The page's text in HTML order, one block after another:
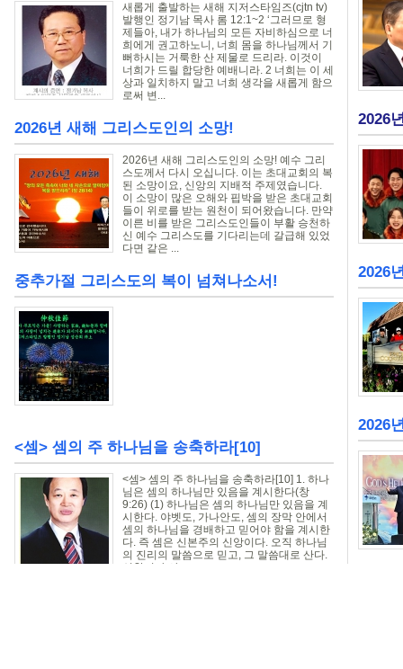
새롭게 출발하는 새해 지저스타임즈(cjtn tv)
발행인 정기남 목사 롬 12:1~2 ‘그러므로 형
제들아, 내가 하나님의 모든 자비하심으로 너
희에게 권고하노니, 너희 몸을 하나님께서 기
뻐하시는 거룩한 산 제물로 드리라. 이것이
너희가 드릴 합당한 예배니라. 2 너희는 이 세
상과 일치하지 말고 너희 생각을 새롭게 함으
로써 변...
2026년 새해 그리스도인의 소망!
2026년 새해 그리스도인의 소망! 예수 그리
스도께서 다시 오십니다. 이는 초대교회의 복
된 소망이요, 신앙의 지배적 주제였습니다.
이 소망이 많은 오해와 핍박을 받은 초대교회
들이 위로를 받는 원천이 되어왔습니다. 만약
이른 비를 받은 그리스도인들이 부활 승천하
신 예수 그리스도를 기다리는데 갈급해 있었
다면 같은 ...
중추가절 그리스도의 복이 넘쳐나소서!
<셈> 셈의 주 하나님을 송축하라[10]
<셈> 셈의 주 하나님을 송축하라[10] 1. 하나
님은 셈의 하나님만 있음을 계시한다(창
9:26) (1) 하나님은 셈의 하나님만 있음을 계
시한다. 야벳도, 가나안도, 셈의 장막 안에서
셈의 하나님을 경배하고 믿어야 함을 계시한
다. 즉 셈은 신본주의 신앙이다. 오직 하나님
의 진리의 말씀으로 믿고, 그 말씀대로 산다.
신학이나 사...
2026
2026
2026